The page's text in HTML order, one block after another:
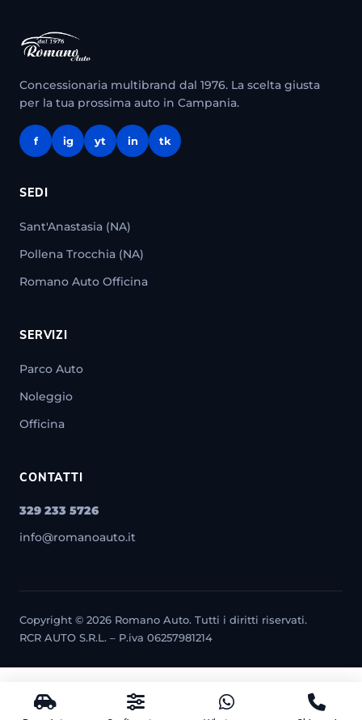
Concessionaria multibrand dal 1976. La scelta giusta
per la tua prossima auto in Campania.
f ig yt in tk
SEDI
Sant'Anastasia (NA)
Pollena Trocchia (NA)
Romano Auto Officina
SERVIZI
Parco Auto
Noleggio
Officina
CONTATTI
329 233 5726
info@romanoauto.it
Copyright © 2026 Romano Auto. Tutti i diritti riservati.
RCR AUTO S.R.L. – P.iva 06257981214